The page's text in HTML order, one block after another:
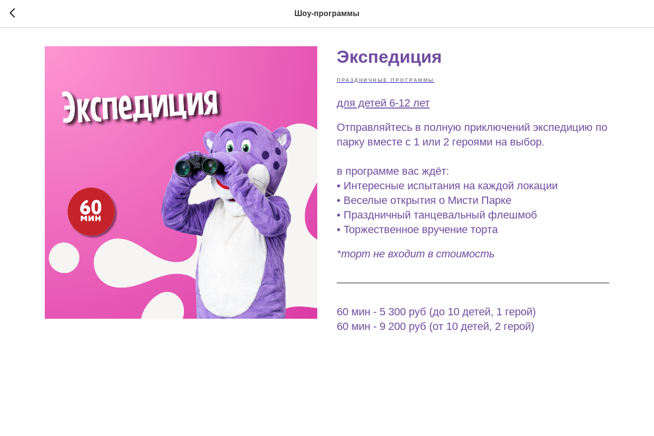
Шоу-программы
Экспедиция
ПРАЗДНИЧНЫЕ ПРОГРАММЫ
для детей 6-12 лет
Отправляйтесь в полную приключений экспедицию по
парку вместе с 1 или 2 героями на выбор.
в программе вас ждёт:
• Интересные испытания на каждой локации
• Веселые открытия о Мисти Парке
• Праздничный танцевальный флешмоб
• Торжественное вручение торта
*торт не входит в стоимость
60 мин - 5 300 руб (до 10 детей, 1 герой)
60 мин - 9 200 руб (от 10 детей, 2 герой)